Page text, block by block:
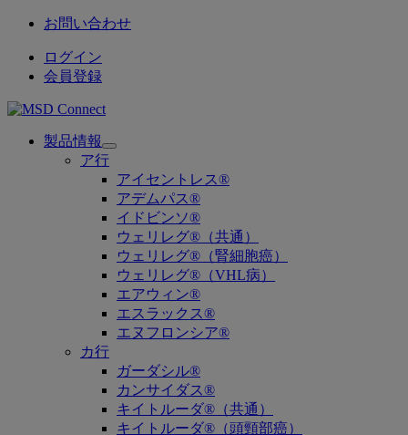
お問い合わせ
ログイン
会員登録
製品情報
Open
submenu
ア行
アイセントレス®
アデムパス®
イドビンソ®
ウェリレグ®（共通）
ウェリレグ®（腎細胞癌）
ウェリレグ®（VHL病）
エアウィン®
エスラックス®
エヌフロンシア®
カ行
ガーダシル®
カンサイダス®
キイトルーダ®（共通）
キイトルーダ®（頭頸部癌）